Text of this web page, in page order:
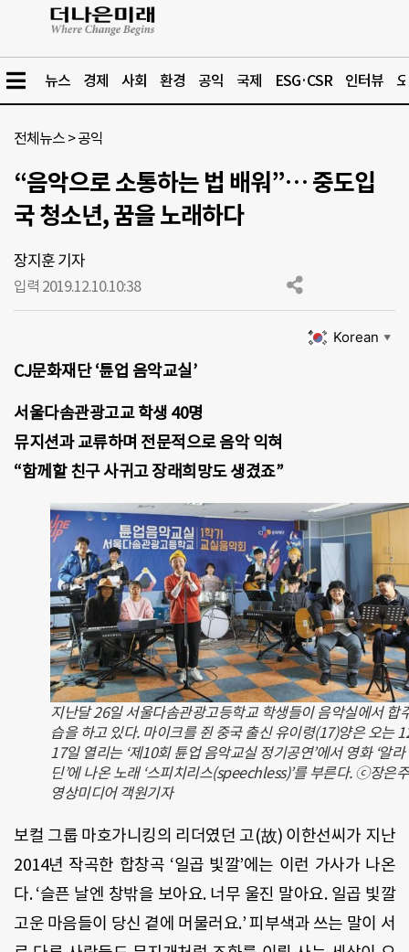
뉴스 경제 사회 환경 공익 국제 ESG·CSR 인터뷰
전체뉴스 >공익
“음악으로 소통하는 법 배워”… 중도입
국 청소년, 꿈을 노래하다
장지훈 기자
입력 2019.12.10.10:38
Korean ▼
CJ문화재단 ‘튠업 음악교실’
서울다솜관광고교 학생 40명
뮤지션과 교류하며 전문적으로 음악 익혀
“함께할 친구 사귀고 장래희망도 생겼죠”
지난달 26일 서울다솜관광고등학교 학생들이 음악실에서 합
습을 하고 있다. 마이크를 쥔 중국 출신 유이령(17)양은 오는
17일 열리는 ‘제10회 튠업 음악교실 정기공연’에서 영화 ‘알라
딘’에 나온 노래 ‘스피치리스(speechless)’를 부른다. ⓒ장은
영상미디어 객원기자
보컬 그룹 마호가니킹의 리더였던 고(故) 이한선씨가 지난
2014년 작곡한 합창곡 ‘일곱 빛깔’에는 이런 가사가 나온
다. ‘슬픈 날엔 창밖을 보아요. 너무 울진 말아요. 일곱 빛깔
고운 마음들이 당신 곁에 머물러요.’ 피부색과 쓰는 말이 서